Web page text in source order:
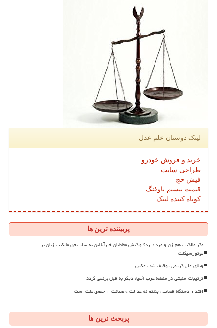
لینک دوستان علم عدل
خرید و فروش خودرو
طراحی سایت
فیش حج
قیمت بیسیم باوفنگ
کوتاه کننده لینک
پربیننده ترین ها
مگر مالکیت هم زن و مرد دارد؟ واکنش مخاطبان خبرآنلاین به سلب حق مالکیت زنان بر
موتورسیکلت
ویلای علی کریمی توقیف شد، عکس
ترتیبات امنیتی در منطقه غرب آسیا، دیگر به قبل برنمی گردد
اقتدار دستگاه قضایی، پشتوانه عدالت و صیانت از حقوق ملت است
پربحث ترین ها